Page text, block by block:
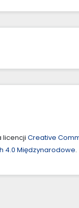
licencji Creative
4.0 Międzynarodowe.